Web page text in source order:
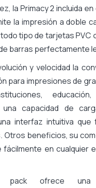
la Primacy 2 incluida
la impresión a doble
tipo de tarjetas PVC
barras perfectamente
y velocidad la
para impresiones de
capacidad de
interfaz intuitiva que
Otros beneficios, su
fácilmente en cualquier
pack ofrece una